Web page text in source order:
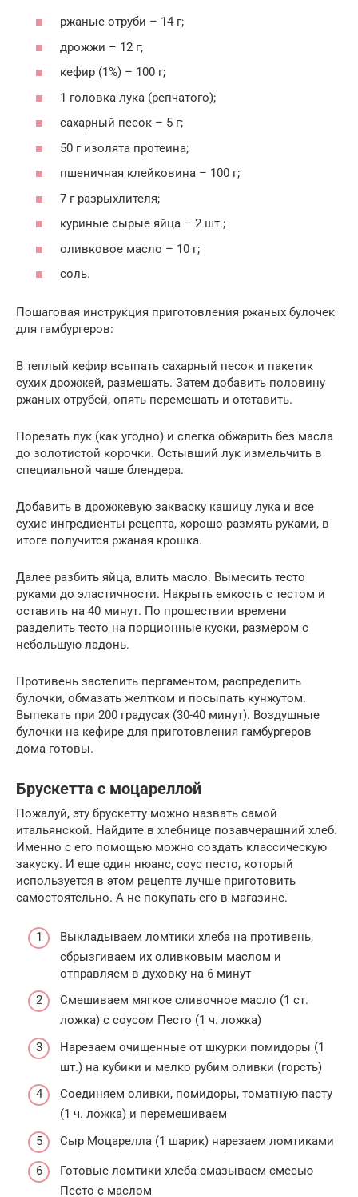
ржаные отруби – 14 г;
дрожжи – 12 г;
кефир (1%) – 100 г;
1 головка лука (репчатого);
сахарный песок – 5 г;
50 г изолята протеина;
пшеничная клейковина – 100 г;
7 г разрыхлителя;
куриные сырые яйца – 2 шт.;
оливковое масло – 10 г;
соль.
Пошаговая инструкция приготовления ржаных булочек
для гамбургеров:
В теплый кефир всыпать сахарный песок и пакетик
сухих дрожжей, размешать. Затем добавить половину
ржаных отрубей, опять перемешать и отставить.
Порезать лук (как угодно) и слегка обжарить без масла
до золотистой корочки. Остывший лук измельчить в
специальной чаше блендера.
Добавить в дрожжевую закваску кашицу лука и все
сухие ингредиенты рецепта, хорошо размять руками, в
итоге получится ржаная крошка.
Далее разбить яйца, влить масло. Вымесить тесто
руками до эластичности. Накрыть емкость с тестом и
оставить на 40 минут. По прошествии времени
разделить тесто на порционные куски, размером с
небольшую ладонь.
Противень застелить пергаментом, распределить
булочки, обмазать желтком и посыпать кунжутом.
Выпекать при 200 градусах (30-40 минут). Воздушные
булочки на кефире для приготовления гамбургеров
дома готовы.
Брускетта с моцареллой
Пожалуй, эту брускетту можно назвать самой
итальянской. Найдите в хлебнице позавчерашний хлеб.
Именно с его помощью можно создать классическую
закуску. И еще один нюанс, соус песто, который
используется в этом рецепте лучше приготовить
самостоятельно. А не покупать его в магазине.
Выкладываем ломтики хлеба на противень,
сбрызгиваем их оливковым маслом и
отправляем в духовку на 6 минут
Смешиваем мягкое сливочное масло (1 ст.
ложка) с соусом Песто (1 ч. ложка)
Нарезаем очищенные от шкурки помидоры (1
шт.) на кубики и мелко рубим оливки (горсть)
Соединяем оливки, помидоры, томатную пасту
(1 ч. ложка) и перемешиваем
Сыр Моцарелла (1 шарик) нарезаем ломтиками
Готовые ломтики хлеба смазываем смесью
Песто с маслом